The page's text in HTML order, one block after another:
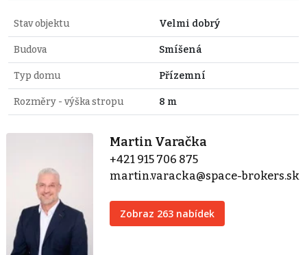
Stav objektu Velmi dobrý
Budova Smíšená
Typ domu Přízemní
Rozměry - výška stropu 8 m
Martin Varačka
+421 915 706 875
martin.varacka@space-brokers.sk
Zobraz 263 nabídek